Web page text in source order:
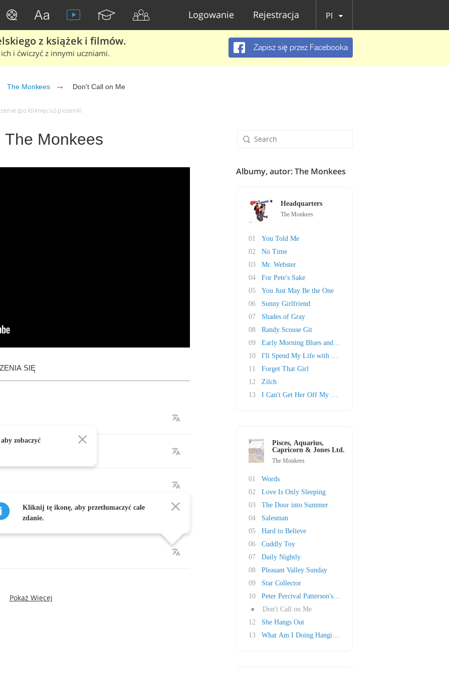
Logowanie Rejestracja Pl
z książek i filmów.
i ćwiczyć z innymi uczniami.
Zapisz się przez Facebooka
The Monkees Don't Call on Me
(po kliknięciu) piosenki
Monkees
SIĘ
Pokaż Więcej
zobaczyć
Kliknij tę ikonę, aby przetłumaczyć całe
zdanie.
Albumy, autor: The Monkees
Headquarters
The Monkees
01
You Told Me
02
No Time
03
Mr. Webster
04
For Pete's Sake
05
You Just May Be the One
06
Sunny Girlfriend
07
Shades of Gray
08
Randy Scouse Git
09
Early Morning Blues and Greens
10
I'll Spend My Life with You
11
Forget That Girl
12
Zilch
13
I Can't Get Her Off My Mind
Pisces, Aquarius,
Capricorn & Jones Ltd.
The Monkees
01
Words
02
Love Is Only Sleeping
03
The Door into Summer
04
Salesman
05
Hard to Believe
06
Cuddly Toy
07
Daily Nightly
08
Pleasant Valley Sunday
09
Star Collector
10
Peter Percival Patterson's Pet Pig Porky
●
Don't Call on Me
12
She Hangs Out
13
What Am I Doing Hangin' Round